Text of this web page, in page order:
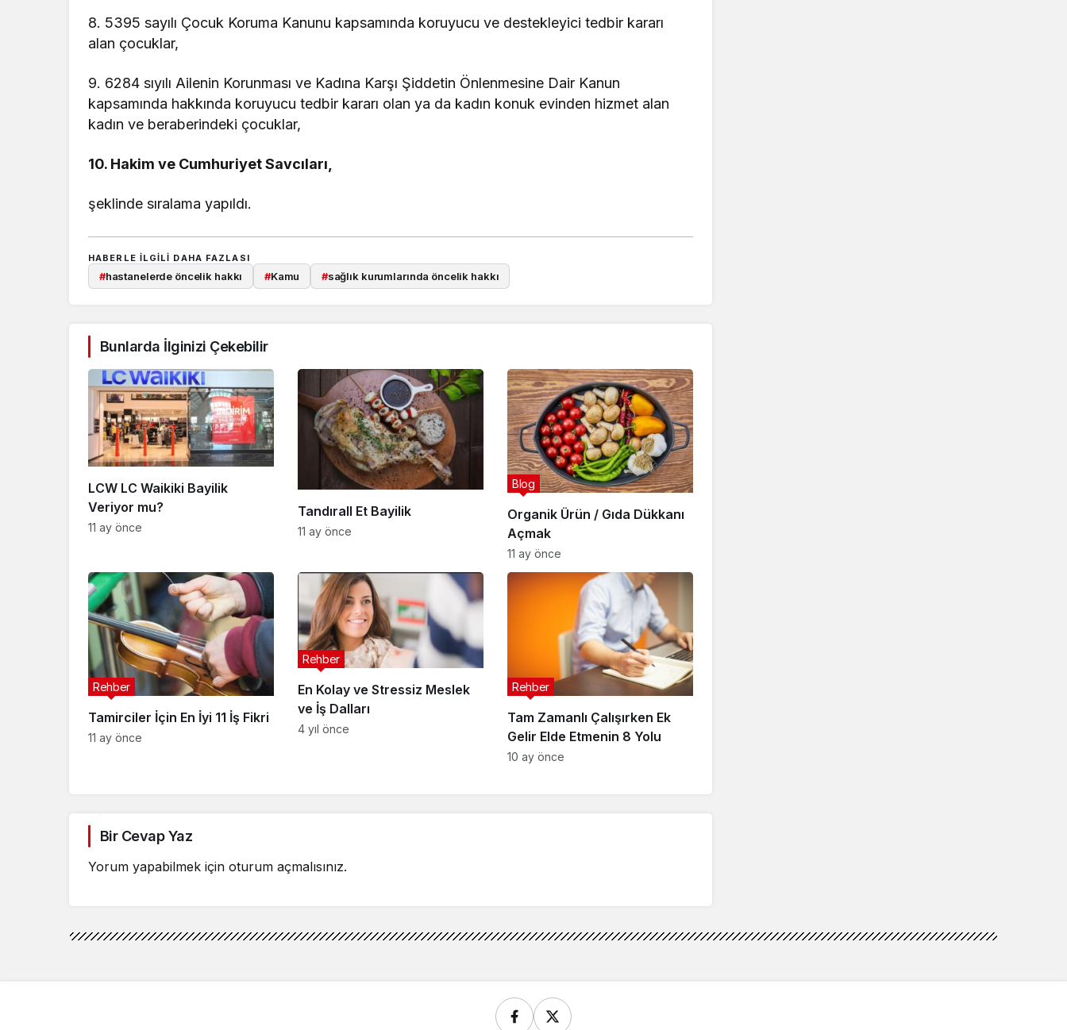
8. 5395 sayılı Çocuk Koruma Kanunu kapsamında koruyucu ve destekleyici tedbir kararı
alan çocuklar,
9. 6284 sıyılı Ailenin Korunması ve Kadına Karşı Şiddetin Önlenmesine Dair Kanun
kapsamında hakkında koruyucu tedbir kararı olan ya da kadın konuk evinden hizmet alan
kadın ve beraberindeki çocuklar,
10. Hakim ve Cumhuriyet Savcıları,
şeklinde sıralama yapıldı.
HABERLE ILGILI DAHA FAZLASI
#hastanelerde öncelik hakkı #Kamu #sağlık kurumlarında öncelik hakkı
Bunlarda İlginizi Çekebilir
LCW LC Waikiki Bayilik
Veriyor mu?
11 ay önce
Tandırall Et Bayilik
11 ay önce
Organik Ürün / Gıda Dükkanı
Açmak
Blog
11 ay önce
Tamirciler İçin En İyi 11 İş Fikri
Rehber
11 ay önce
En Kolay ve Stressiz Meslek
ve İş Dalları
Rehber
4 yıl önce
Tam Zamanlı Çalışırken Ek
Gelir Elde Etmenin 8 Yolu
Rehber
10 ay önce
Bir Cevap Yaz
Yorum yapabilmek için oturum açmalısınız.